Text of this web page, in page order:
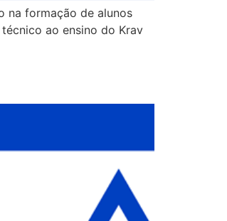
na formação de alunos
ao ensino do Krav